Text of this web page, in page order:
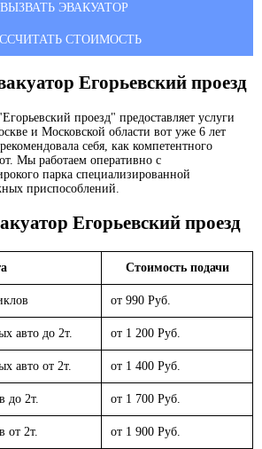
ВЫЗВАТЬ ЭВАКУАТОР
СТОИМОСТЬ
Егорьевский проезд
проезд" предоставляет услуги
и Московской области вот уже 6 лет
себя, как компетентного
Мы работаем оперативно с
парка специализированной
приспособлений.
Егорьевский проезд
Стоимость подачи
от 990 Руб.
авто до 2т. от 1 200 Руб.
авто от 2т. от 1 400 Руб.
до 2т. от 1 700 Руб.
от 2т. от 1 900 Руб.